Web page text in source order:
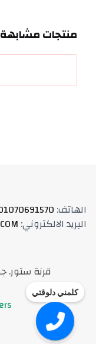
كلمني دلوقتي
منتجات مشابهة
الهاتف:
البريد الالكتروني:
قرنة ستور.